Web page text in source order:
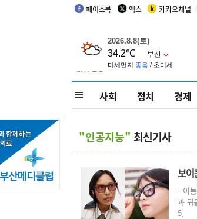
페이스북 엑스 카카오채널
사회 정치 경제
"인공지능" 최신기사
보이
- 이
과 귀
5]